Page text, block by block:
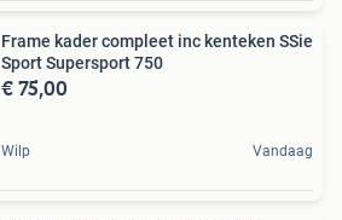
Frame kader compleet inc kenteken SSie
Sport Supersport 750
€ 75,00
Wilp Vandaag